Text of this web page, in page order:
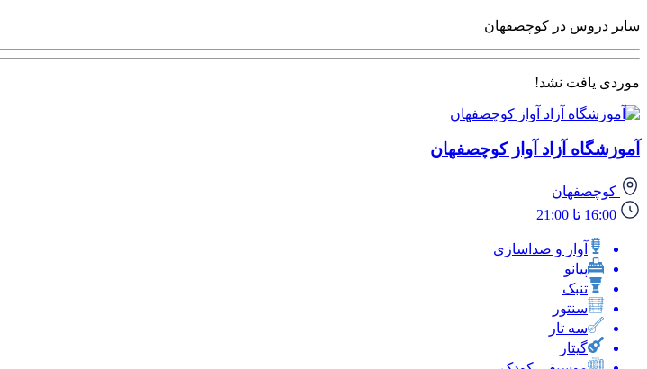
سایر دروس در کوچصفهان
موردی یافت نشد!
آموزشگاه آزاد آواز کوچصفهان
کوچصفهان
16:00 تا 21:00
آواز و صداسازی
پیانو
تنبک
سنتور
سه تار
گیتار